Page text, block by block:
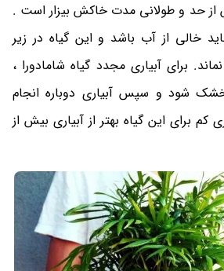
از حد و طولانی مدت خاکش بیزار است .
خالی از آب باشد و این گیاه در زیر
برای آبیاری مجدد گیاه شامادورا ،
شود و سپس آبیاری دوباره انجام
کم برای این گیاه بهتر از آبیاری بیش از